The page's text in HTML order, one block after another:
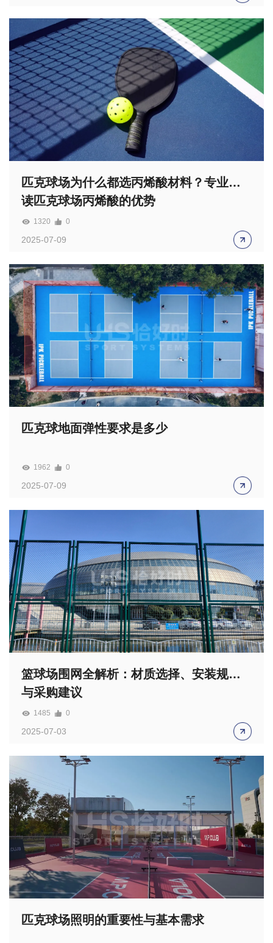
匹克球场为什么都选丙烯酸材料？专业解
读匹克球场丙烯酸的优势
1320 0
2025-07-09
匹克球地面弹性要求是多少
1962 0
2025-07-09
篮球场围网全解析：材质选择、安装规范
与采购建议
1485 0
2025-07-03
匹克球场照明的重要性与基本需求